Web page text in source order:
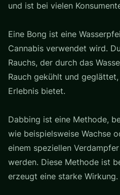
und ist bei vielen
Eine Bong ist eine
Cannabis verwendet wird.
Rauchs, der durch das
Rauch gekühlt und
Erlebnis bietet.
Dabbing ist eine Methode,
wie beispielsweise Wachse
einem speziellen
werden. Diese Methode ist
erzeugt eine starke Wirkung.